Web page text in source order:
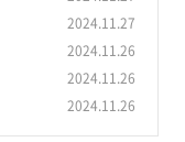
2024.11.27
2024.11.26
2024.11.26
2024.11.26